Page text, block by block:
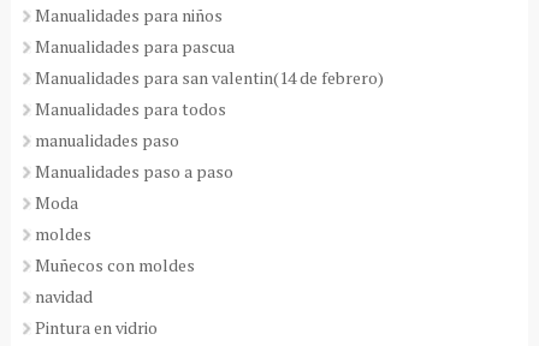
Manualidades para niños
Manualidades para pascua
Manualidades para san valentin(14 de febrero)
Manualidades para todos
manualidades paso
Manualidades paso a paso
Moda
moldes
Muñecos con moldes
navidad
Pintura en vidrio